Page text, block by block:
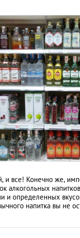
и все! Конечно же,
алкогольных
и определенных
напитка вы не